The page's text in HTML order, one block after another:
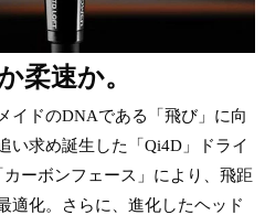
柔速か。
イドのDNAである「飛び」に向
い求め誕生した「Qi4D」ドライ
ーボンフェース」により、飛距
適化。さらに、進化したヘッド